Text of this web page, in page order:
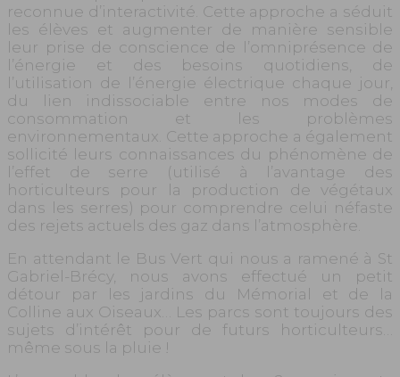
reconnue d’interactivité. Cette approche a séduit
les élèves et augmenter de manière sensible
leur prise de conscience de l’omniprésence de
l’énergie et des besoins quotidiens, de
l’utilisation de l’énergie électrique chaque jour,
du lien indissociable entre nos modes de
consommation et les problèmes
environnementaux. Cette approche a également
sollicité leurs connaissances du phénomène de
l’effet de serre (utilisé à l’avantage des
horticulteurs pour la production de végétaux
dans les serres) pour comprendre celui néfaste
des rejets actuels des gaz dans l’atmosphère.
En attendant le Bus Vert qui nous a ramené à St
Gabriel-Brécy, nous avons effectué un petit
détour par les jardins du Mémorial et de la
Colline aux Oiseaux… Les parcs sont toujours des
sujets d’intérêt pour de futurs horticulteurs…
même sous la pluie !